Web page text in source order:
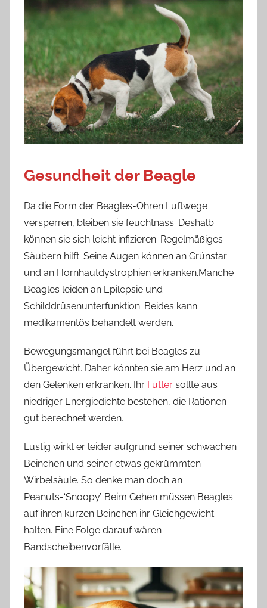
Gesundheit der Beagle
Da die Form der Beagles-Ohren Luftwege
versperren, bleiben sie feuchtnass. Deshalb
können sie sich leicht infizieren. Regelmäßiges
Säubern hilft. Seine Augen können an Grünstar
und an Hornhautdystrophien erkranken.Manche
Beagles leiden an Epilepsie und
Schilddrüsenunterfunktion. Beides kann
medikamentös behandelt werden.
Bewegungsmangel führt bei Beagles zu
Übergewicht. Daher könnten sie am Herz und an
den Gelenken erkranken. Ihr Futter sollte aus
niedriger Energiedichte bestehen, die Rationen
gut berechnet werden.
Lustig wirkt er leider aufgrund seiner schwachen
Beinchen und seiner etwas gekrümmten
Wirbelsäule. So denke man doch an
Peanuts-‘Snoopy’. Beim Gehen müssen Beagles
auf ihren kurzen Beinchen ihr Gleichgewicht
halten. Eine Folge darauf wären
Bandscheibenvorfälle.